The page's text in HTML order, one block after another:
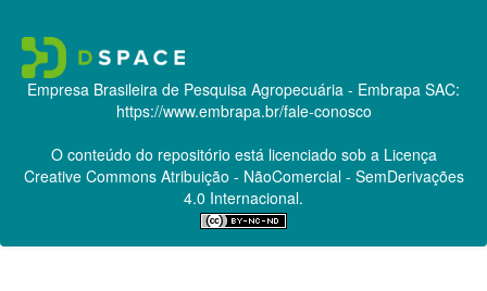
Empresa Brasileira de Pesquisa Agropecuária - Embrapa SAC:
https://www.embrapa.br/fale-conosco
O conteúdo do repositório está licenciado sob a Licença
Creative CommonsAtribuição - NãoComercial - SemDerivações
4.0 Internacional.